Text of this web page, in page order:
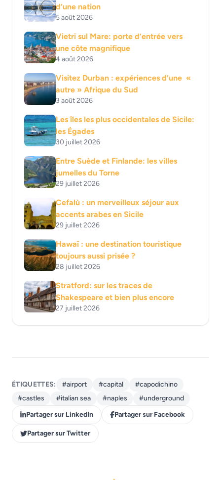
d’une nation
5 août 2026
Vietri sul Mare: porte d’entrée vers
une côte magnifique
4 août 2026
Visitez Durban : expériences d’une «
autre » Afrique du Sud
3 août 2026
Les îles les plus occidentales de Sicile:
les Égades
30 juillet 2026
Entre Suède et Finlande: les villes
jumelles du Torne
29 juillet 2026
Cefalù : un merveilleux séjour aux
accents arabes en Sicile
29 juillet 2026
Hawaï : une destination touristique
toujours aussi prisée ?
28 juillet 2026
Stratford: sur les traces de
Shakespeare et bien plus encore
27 juillet 2026
ÉTIQUETTES: #airport #capital
#capodichino
#castles
#italian sea #naples
#underground
Partager sur LinkedIn
Partager sur Facebook
Partager sur Twitter